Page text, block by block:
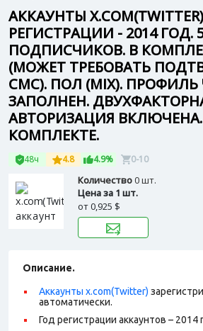
АККАУНТЫ
РЕГИСТРАЦИИ - 2014 ГОД.
ПОДПИСЧИКОВ. В
(МОЖЕТ ТРЕБОВАТЬ
СМС). ПОЛ (MIX).
ЗАПОЛНЕН.
АВТОРИЗАЦИЯ ВКЛЮЧЕНА.
КОМПЛЕКТЕ.
48ч 4.8 4.9% 0-10
Количество0 шт.
Цена за 1 шт.
от0,925 $
Описание.
Аккаунты x.com(Twitter)
автоматически.
Год регистрации аккаунтов – 2014